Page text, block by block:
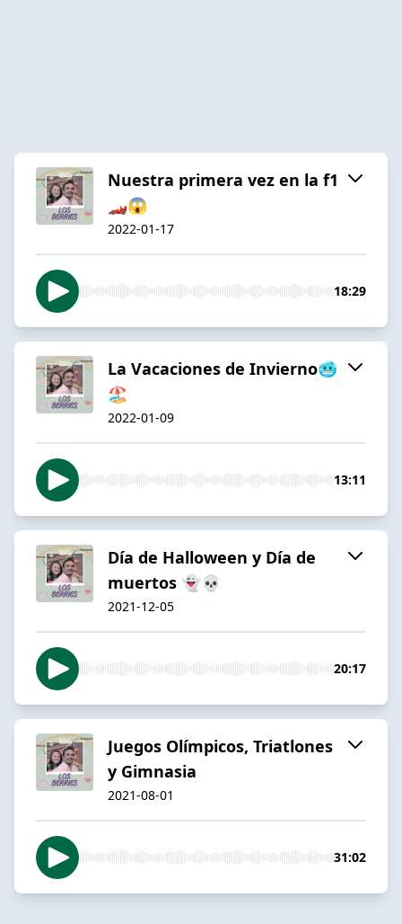
Nuestra primera vez en la f1
🏎😱
2022-01-17
18:29
La Vacaciones de Invierno🥶
🏖
2022-01-09
13:11
Día de Halloween y Día de
muertos 👻💀
2021-12-05
20:17
Juegos Olímpicos, Triatlones
y Gimnasia
2021-08-01
31:02